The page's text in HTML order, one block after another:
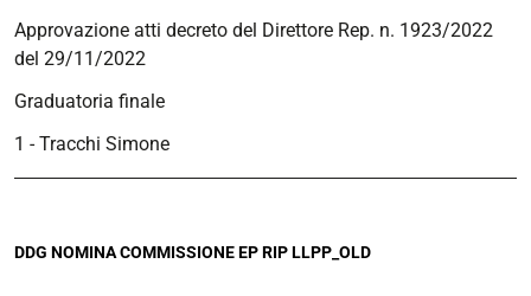
Approvazione atti decreto del Direttore Rep. n. 1923/2022
del 29/11/2022
Graduatoria finale
1 - Tracchi Simone
DDG NOMINA COMMISSIONE EP RIP LLPP_OLD